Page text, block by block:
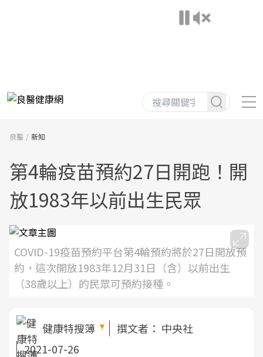
良醫 新知
第4輪疫苗預約27日開跑！開
放1983年以前出生民眾
COVID-19疫苗預約平台第4輪預約將於27日開放預
約，這次開放1983年12月31日（含）以前出生
（38歲以上）的民眾可預約接種。
健康特搜簿 撰文者： 中央社
2021-07-26